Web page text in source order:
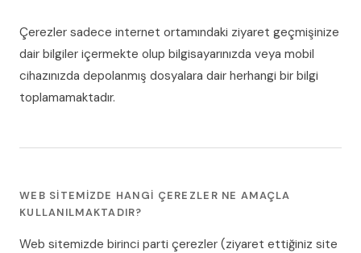
Çerezler sadece internet ortamındaki ziyaret geçmişinize
dair bilgiler içermekte olup bilgisayarınızda veya mobil
cihazınızda depolanmış dosyalara dair herhangi bir bilgi
toplamamaktadır.
WEB SITEMIZDE HANGI ÇEREZLER NE AMAÇLA
KULLANILMAKTADIR?
Web sitemizde birinci parti çerezler (ziyaret ettiğiniz site